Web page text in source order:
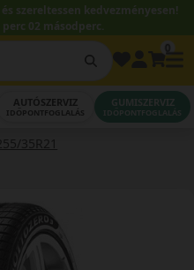
szereltessen kedvezményesen!
02 másodperc.
AUTÓSZERVIZ
IDŐPONTFOGLALÁS
GUMISZERVIZ
IDŐPONTFOGLALÁS
35R21